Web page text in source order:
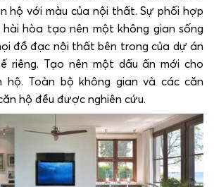
hộ với màu của nội thất. Sự phối hợp
hòa tạo nên một không gian sống
đồ đạc nội thất bên trong của dự án
riêng. Tạo nên một dấu ấn mới cho
hộ. Toàn bộ không gian và các căn
hộ đều được nghiên cứu.